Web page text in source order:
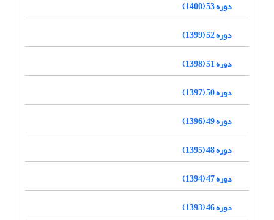
دوره 53 (1400)
دوره 52 (1399)
دوره 51 (1398)
دوره 50 (1397)
دوره 49 (1396)
دوره 48 (1395)
دوره 47 (1394)
دوره 46 (1393)